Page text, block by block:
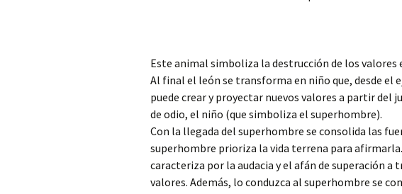
Este animal simboliza la destrucción de los valores
Al final el león se transforma en niño que, desde el
puede crear y proyectar nuevos valores a partir del
de odio, el niño (que simboliza el superhombre).
Con la llegada del superhombre se consolida las
superhombre prioriza la vida terrena para
caracteriza por la audacia y el afán de superación a
valores. Además, lo conduzca al superhombre se